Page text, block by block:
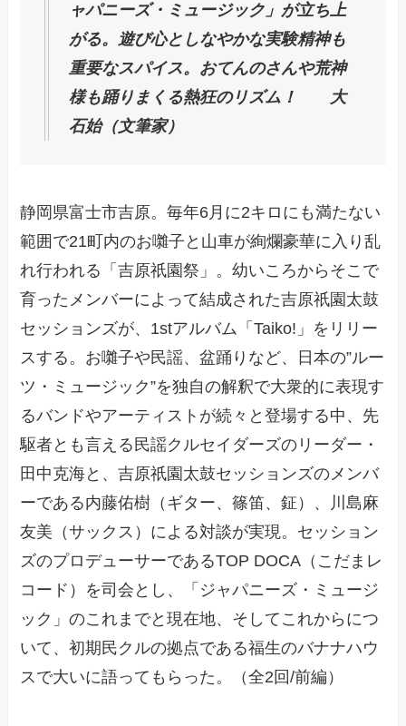
ャパニーズ・ミュージック」が立ち上
がる。遊び心としなやかな実験精神も
重要なスパイス。おてんのさんや荒神
様も踊りまくる熱狂のリズム！ 大
石始（文筆家）
静岡県富士市吉原。毎年6月に2キロにも満たない
範囲で21町内のお囃子と山車が絢爛豪華に入り乱
れ行われる「吉原祇園祭」。幼いころからそこで
育ったメンバーによって結成された吉原祇園太鼓
セッションズが、1stアルバム「Taiko!」をリリー
スする。お囃子や民謡、盆踊りなど、日本の”ルー
ツ・ミュージック”を独自の解釈で大衆的に表現す
るバンドやアーティストが続々と登場する中、先
駆者とも言える民謡クルセイダーズのリーダー・
田中克海と、吉原祇園太鼓セッションズのメンバ
ーである内藤佑樹（ギター、篠笛、鉦）、川島麻
友美（サックス）による対談が実現。セッション
ズのプロデューサーであるTOP DOCA（こだまレ
コード）を司会とし、「ジャパニーズ・ミュージ
ック」のこれまでと現在地、そしてこれからにつ
いて、初期民クルの拠点である福生のバナナハウ
スで大いに語ってもらった。（全2回/前編）